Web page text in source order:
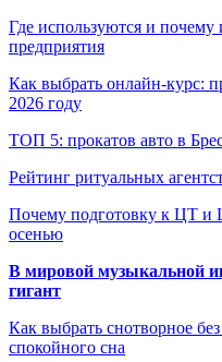
Где используются и
предприятия
Как выбрать онлайн-курс:
2026 году
ТОП 5: прокатов авто в
Рейтинг ритуальных
Почему подготовку к ЦТ и
осенью
В мировой музыкальной
гигант
Как выбрать снотворное
спокойного сна